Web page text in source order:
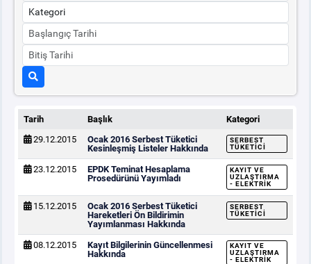
Tarih Başlık
Kategori
29.12.2015
Ocak 2016 Serbest Tüketici
Kesinleşmiş Listeler Hakkında
SERBEST
TÜKETICI
23.12.2015
EPDK Teminat Hesaplama
Prosedürünü Yayımladı
KAYIT VE
UZLAŞTIRMA
- ELEKTRIK
15.12.2015
Ocak 2016 Serbest Tüketici
Hareketleri Ön Bildirimin
Yayımlanması Hakkında
SERBEST
TÜKETICI
08.12.2015
Kayıt Bilgilerinin Güncellenmesi
Hakkında
KAYIT VE
UZLAŞTIRMA
- ELEKTRIK